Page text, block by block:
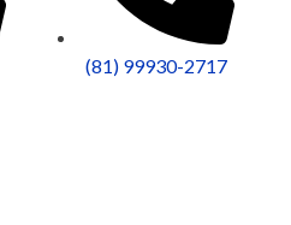
(81) 99930-2717